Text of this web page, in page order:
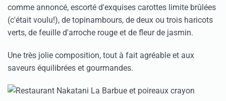
comme annoncé, escorté d'exquises carottes limite brûlées
(c'était voulu!), de topinambours, de deux ou trois haricots
verts, de feuille d'arroche rouge et de fleur de jasmin.
Une très jolie composition, tout à fait agréable et aux
saveurs équilibrées et gourmandes.